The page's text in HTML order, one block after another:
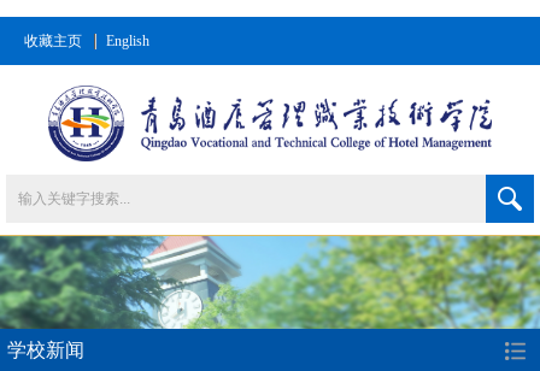
收藏主页 English
学校新闻